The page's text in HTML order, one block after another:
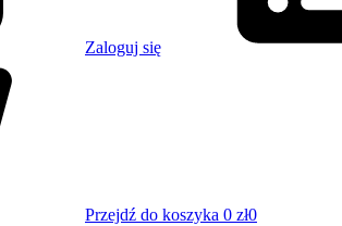
Zaloguj się
Przejdź do koszyka 0 zł0